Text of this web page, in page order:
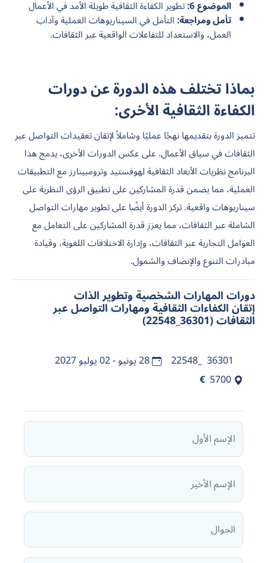
الموضوع 6: تطوير الكفاءة الثقافية طويلة الأمد في الأعمال
تأمل ومراجعة:التأمل في السيناريوهات العملية وآداب
العمل، والاستعداد للتفاعلات الواقعية عبر الثقافات.
بماذا تختلف هذه الدورة عن دورات
الكفاءة الثقافية الأخرى:
تتميز الدورة بتقديمها نهجًا عمليًا وشاملاً لإتقان تعقيدات التواصل عبر
الثقافات في سياق الأعمال. على عكس الدورات الأخرى، يدمج هذا
البرنامج نظريات الأبعاد الثقافية لهوفستيد وترومبينارز مع التطبيقات
العملية، مما يضمن قدرة المشاركين على تطبيق الرؤى النظرية على
سيناريوهات واقعية. تركز الدورة أيضًا على تطوير مهارات التواصل
الشاملة عبر الثقافات، مما يعزز قدرة المشاركين على التعامل مع
العوامل التجارية عبر الثقافات، وإدارة الاختلافات اللغوية، وقيادة
مبادرات التنوع والإنصاف والشمول.
دورات المهارات الشخصية وتطوير الذات
إتقان الكفاءات الثقافية ومهارات التواصل عبر
الثقافات (36301_22548)
36301_22548
28 يونيو - 02 يوليو 2027
5700
€